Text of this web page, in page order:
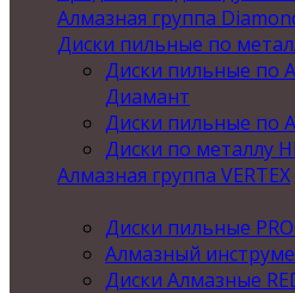
Алмазная группа
Диски пильные по
Диски пильные по
Диамант
Диски пильные по
Диски по металлу
Алмазная группа VERTEX
Диски пильные
Алмазный
Диски Алмазные